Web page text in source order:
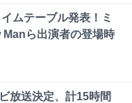
ムテーブル発表！ミ
ら出演者の登場時
放送決定、計15時間